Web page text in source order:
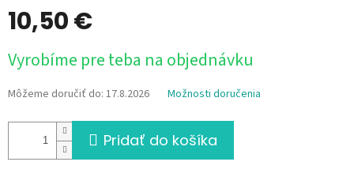
10,50 €
cena:
Vyrobíme pre teba na objednávku
Môžeme doručiť do: 17.8.2026 Možnosti doručenia
Pridať do košíka